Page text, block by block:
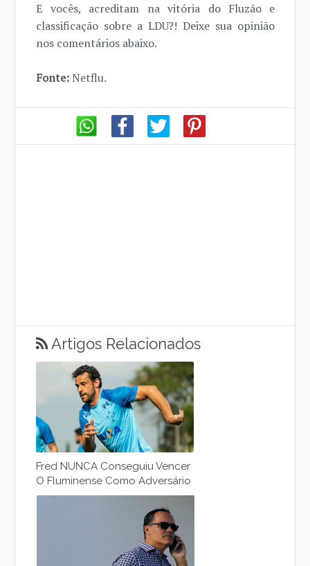
E vocês, acreditam na vitória do Fluzão e
classificação sobre a LDU?! Deixe sua opinião
nos comentários abaixo.
Fonte:Netflu.
Artigos Relacionados
Fred NUNCA Conseguiu Vencer
O Fluminense Como Adversário